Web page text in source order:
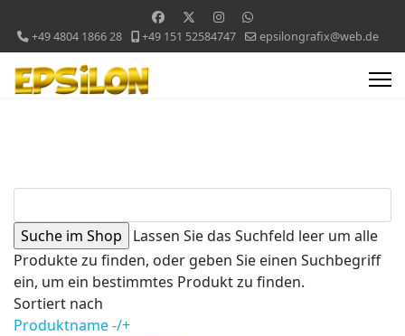
+49 4804 1866 28 +49 151 52584747 epsilongrafix@web.de
Lassen Sie das Suchfeld leer um alle
Produkte zu finden, oder geben Sie einen Suchbegriff
ein, um ein bestimmtes Produkt zu finden.
Sortiert nach
Produktname -/+